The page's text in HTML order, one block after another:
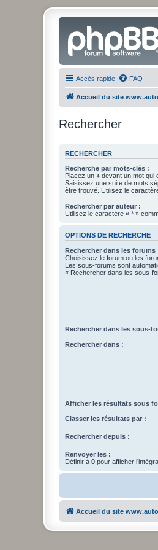
Accès rapide FAQ
Accueil du site
Rechercher
RECHERCHER
Recherche par mots-clés :
Placez un + devant un mot qui
Saisissez une suite de mots
être trouvé. Utilisez le
Rechercher par auteur :
Utilisez le caractère « * »
OPTIONS DE RECHERCHE
Rechercher dans les forums
Choisissez le forum ou les
Les sous-forums sont
« Rechercher dans les sous-
Rechercher dans les sous-
Rechercher dans :
Afficher les résultats sous
Classer les résultats par :
Rechercher depuis :
Renvoyer les :
Définir à 0 pour afficher
Accueil du site